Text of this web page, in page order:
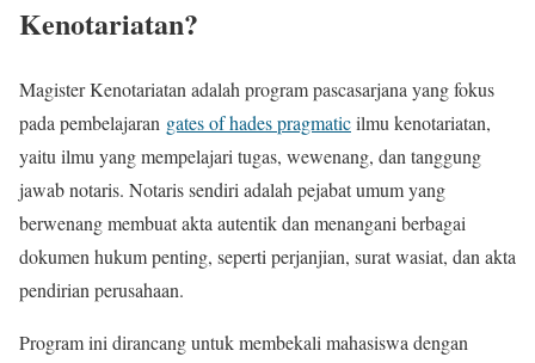
Kenotariatan?
Magister Kenotariatan adalah program pascasarjana yang fokus
pada pembelajaran gates of hades pragmaticilmu kenotariatan,
yaitu ilmu yang mempelajari tugas, wewenang, dan tanggung
jawab notaris. Notaris sendiri adalah pejabat umum yang
berwenang membuat akta autentik dan menangani berbagai
dokumen hukum penting, seperti perjanjian, surat wasiat, dan akta
pendirian perusahaan.
Program ini dirancang untuk membekali mahasiswa dengan